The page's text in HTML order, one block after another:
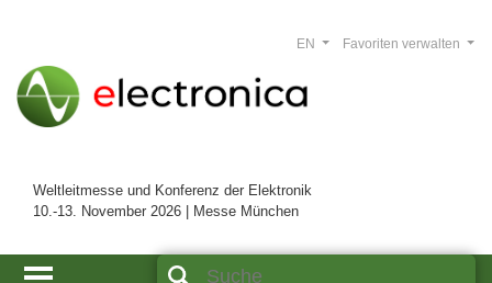
Weltleitmesse und Konferenz der Elektronik
10.-13. November 2026 | Messe München
Favoriten verwalten
EN